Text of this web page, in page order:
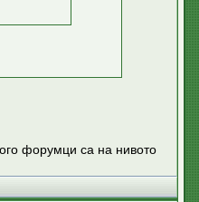
форумци са на нивото